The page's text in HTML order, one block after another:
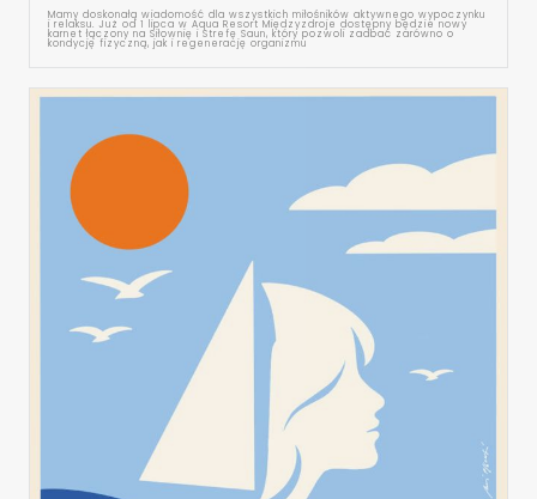
Mamy doskonałą wiadomość dla wszystkich miłośników aktywnego wypoczynku
i relaksu. Już od 1 lipca w Aqua Resort Międzyzdroje dostępny będzie nowy
karnet łączony na Siłownię i Strefę Saun, który pozwoli zadbać zarówno o
kondycję fizyczną, jak i regenerację organizmu